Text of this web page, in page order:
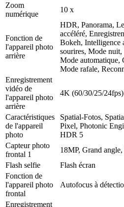
Zoom
numérique
10 x
Fonction de
l'appareil photo
arrière
HDR, Panorama,
accéléré,
Bokeh, Intelligence
sourires, Mode
Mode automatique,
Mode rafale,
Enregistrement
vidéo de
l'appareil photo
arrière
4K (60/30/25/24fps)
Caractéristiques
de l'appareil
photo
Spatial-Fotos,
Pixel, Photonic
HDR 5
Capteur photo
frontal 1
18MP, Grand
Flash selfie
Flash écran
Fonction de
l'appareil photo
frontal
Autofocus à
Enregistrement